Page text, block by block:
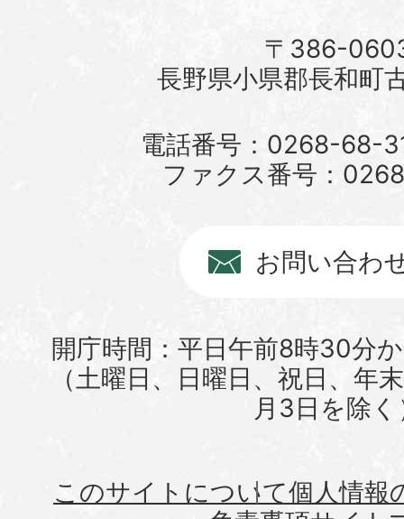
〒386-
長野県小県郡長和町
電話番号：0268-68-
ファクス番号：
お問い合わ
開庁時間：平日午前8時30分
（土曜日、日曜日、祝日、年
月3日を除く
このサイトについて個人情報